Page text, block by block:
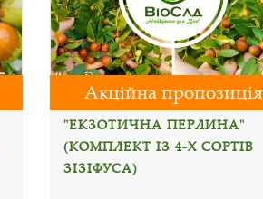
Акційна пропозиція
"ЕКЗОТИЧНА ПЕРЛИНА"
(КОМПЛЕКТ ІЗ 4-Х СОРТІВ
ЗІЗІФУСА)